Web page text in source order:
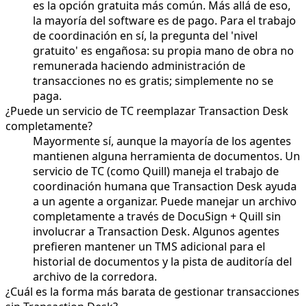
es la opción gratuita más común. Más allá de eso,
la mayoría del software es de pago. Para el trabajo
de coordinación en sí, la pregunta del 'nivel
gratuito' es engañosa: su propia mano de obra no
remunerada haciendo administración de
transacciones no es gratis; simplemente no se
paga.
¿Puede un servicio de TC reemplazar Transaction Desk
completamente?
Mayormente sí, aunque la mayoría de los agentes
mantienen alguna herramienta de documentos. Un
servicio de TC (como Quill) maneja el trabajo de
coordinación humana que Transaction Desk ayuda
a un agente a organizar. Puede manejar un archivo
completamente a través de DocuSign + Quill sin
involucrar a Transaction Desk. Algunos agentes
prefieren mantener un TMS adicional para el
historial de documentos y la pista de auditoría del
archivo de la corredora.
¿Cuál es la forma más barata de gestionar transacciones